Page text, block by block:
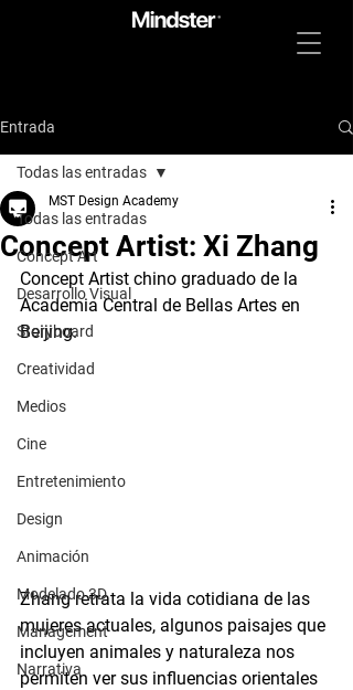
Entrada
Todas las entradas
Concept Art
Desarrollo Visual
Storyboard
Creatividad
Medios
Cine
Entretenimiento
Design
Animación
Modelado 3D
Management
Narrativa
Todas las entradas
Concept Artist: Xi Zhang
MST Design Academy
Concept Artist chino graduado de la
Academia Central de Bellas Artes en
Beijing.
Zhang retrata la vida cotidiana de las
mujeres actuales, algunos paisajes que
incluyen animales y naturaleza nos
permiten ver sus influencias orientales